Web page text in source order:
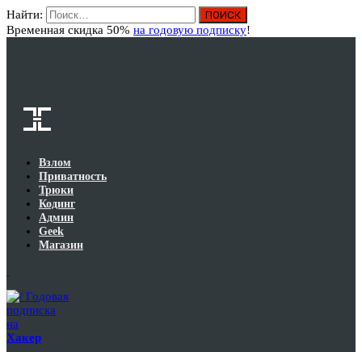
Найти:
Временная скидка 50% на годовую подписку!
Взлом
Приватность
Трюки
Кодинг
Админ
Geek
Магазин
Годовая
подписка
на
Хакер